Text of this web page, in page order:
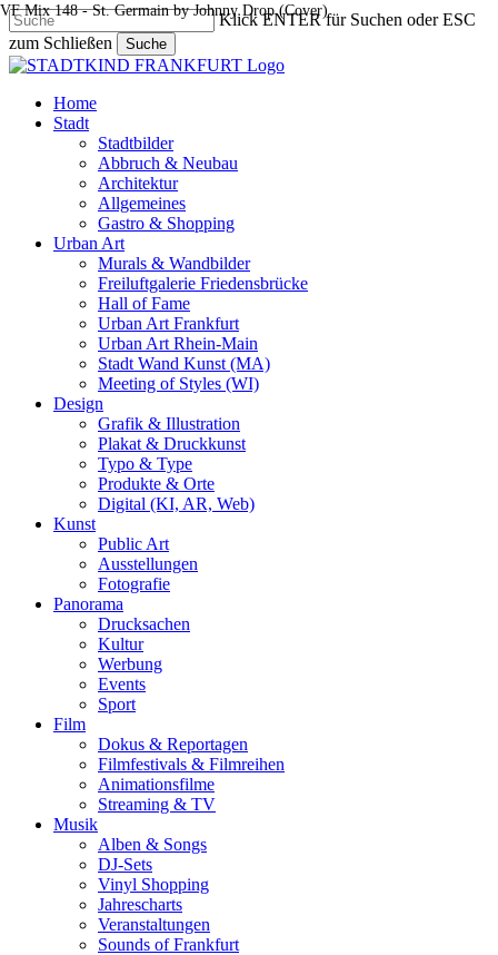
Skip
to
main
content
Klick ENTER für Suchen oder ESC
zum Schließen
Suche
Close
search
Menu
Home
Stadt
Stadtbilder
Abbruch & Neubau
Architektur
Allgemeines
Gastro & Shopping
Urban Art
Murals & Wandbilder
Freiluftgalerie Friedensbrücke
Hall of Fame
Urban Art Frankfurt
Urban Art Rhein-Main
Stadt Wand Kunst (MA)
Meeting of Styles (WI)
Design
Grafik & Illustration
Plakat & Druckkunst
Typo & Type
Produkte & Orte
Digital (KI, AR, Web)
Kunst
Public Art
Ausstellungen
Fotografie
Panorama
Drucksachen
Kultur
Werbung
Events
Sport
Film
Dokus & Reportagen
Filmfestivals & Filmreihen
Animationsfilme
Streaming & TV
Musik
Alben & Songs
DJ-Sets
Vinyl Shopping
Jahrescharts
Veranstaltungen
Sounds of Frankfurt
VF Mix 148 - St. Germain by Johnny Drop (Cover)